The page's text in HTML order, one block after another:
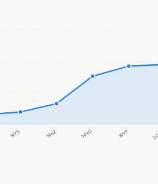
1975 1982 1990 1999